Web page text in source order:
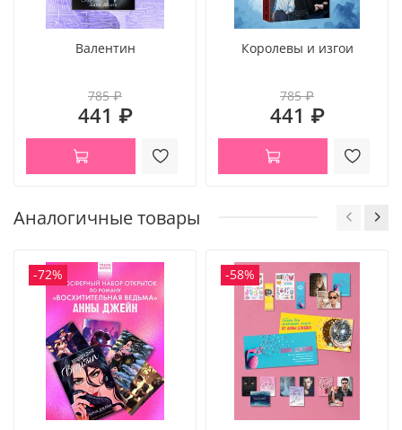
Валентин
785 ₽
441 ₽
Королевы и изгои
785 ₽
441 ₽
Аналогичные товары
-72% -58%